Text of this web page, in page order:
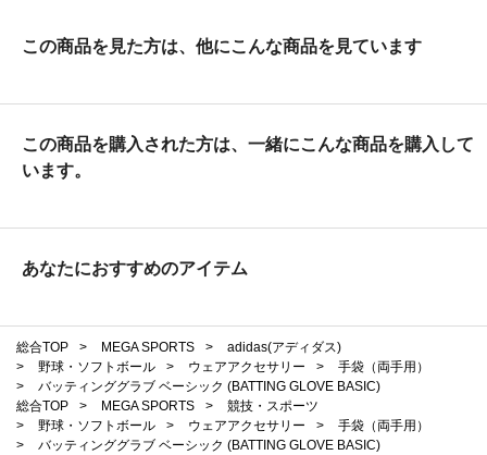
この商品を見た方は、他にこんな商品を見ています
この商品を購入された方は、一緒にこんな商品を購入して
います。
あなたにおすすめのアイテム
総合TOP > MEGA SPORTS >
adidas(アディダス)
>
野球・ソフトボール > ウェアアクセサリー >
手袋（両手用）
>
バッティンググラブ ベーシック (BATTING GLOVE BASIC)
総合TOP
> MEGA SPORTS >
競技・スポーツ
>
野球・ソフトボール > ウェアアクセサリー >
手袋（両手用）
>
バッティンググラブ ベーシック (BATTING GLOVE BASIC)